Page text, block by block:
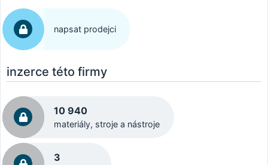
napsat prodejci
inzerce této firmy
10 940
materiály, stroje a nástroje
3